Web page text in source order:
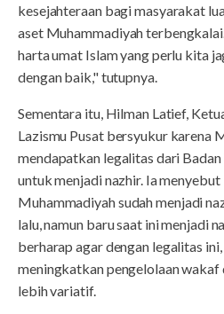
kesejahteraan bagi masyarakat
aset Muhammadiyah
harta umat Islam yang perlu kita
dengan baik," tutupnya.
Sementara itu, Hilman Latief,
Lazismu Pusat bersyukur karena
mendapatkan legalitas dari
untuk menjadi nazhir. Ia
Muhammadiyah sudah menjadi
lalu, namun baru saat ini menjadi
berharap agar dengan legalitas
meningkatkan pengelolaan
lebih variatif.